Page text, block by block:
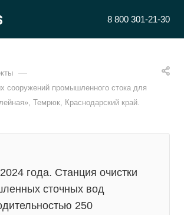
8 800 301-21-30
—
сооружений промышленного стока для
Темрюк, Краснодарский край.
года. Станция очистки
сточных вод
250